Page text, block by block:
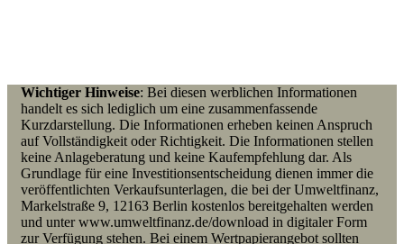
Wichtiger Hinweise: Bei diesen werblichen Informationen
handelt es sich lediglich um eine zusammenfassende
Kurzdarstellung. Die Informationen erheben keinen Anspruch
auf Vollständigkeit oder Richtigkeit. Die Informationen stellen
keine Anlageberatung und keine Kaufempfehlung dar. Als
Grundlage für eine Investitionsentscheidung dienen immer die
veröffentlichten Verkaufsunterlagen, die bei der Umweltfinanz,
Markelstraße 9, 12163 Berlin kostenlos bereitgehalten werden
und unter www.umweltfinanz.de/download in digitaler Form
zur Verfügung stehen. Bei einem Wertpapierangebotsollten